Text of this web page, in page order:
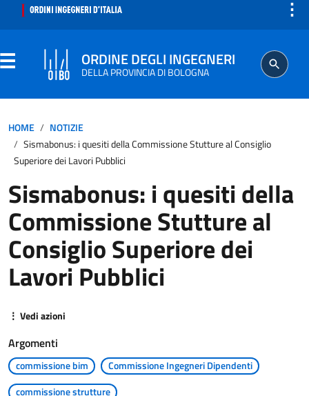
⋮
ORDINE DEGLI INGEGNERI
DELLA PROVINCIA DI BOLOGNA
SEGRETERIA
ISCRITTO
PROFESSIONE
AGGIORNAMENTO PROFESSIONALE
HOME
NOTIZIE
Sismabonus: i quesiti della Commissione Stutture al Consiglio
Superiore dei Lavori Pubblici
Sismabonus: i quesiti della
Commissione Stutture al
Consiglio Superiore dei
Lavori Pubblici
⋮ Vedi azioni
Argomenti
commissione bim
Commissione Ingegneri Dipendenti
commissione strutture